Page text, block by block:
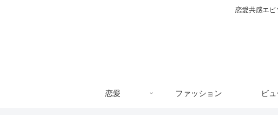
恋愛共感エピ
恋愛 ファッション ビ